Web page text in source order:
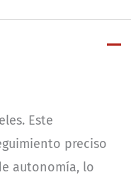
Este
preciso
autonomía, lo